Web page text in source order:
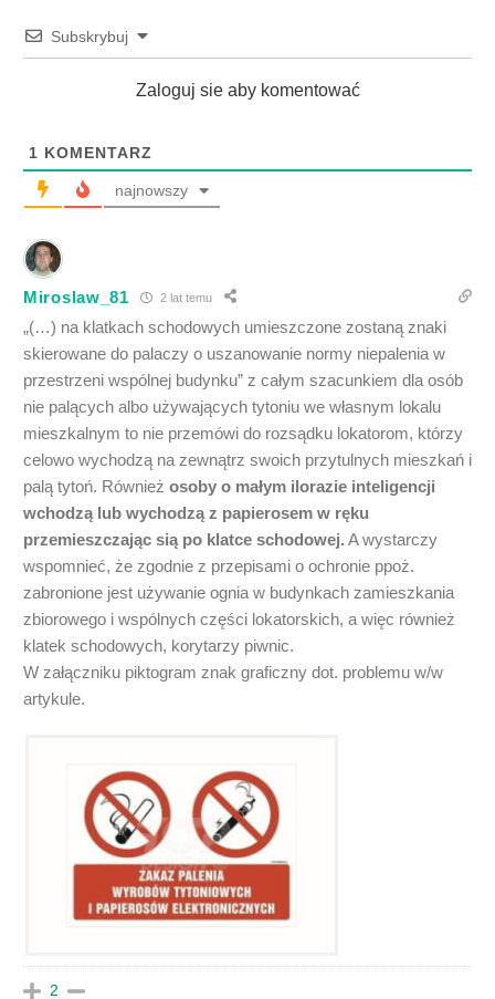
Subskrybuj
Zaloguj sie aby komentować
1 KOMENTARZ
najnowszy
Miroslaw_81 2 lat temu
„(…) na klatkach schodowych umieszczone zostaną znaki
skierowane do palaczy o uszanowanie normy niepalenia w
przestrzeni wspólnej budynku” z całym szacunkiem dla osób
nie palących albo używających tytoniu we własnym lokalu
mieszkalnym to nie przemówi do rozsądku lokatorom, którzy
celowo wychodzą na zewnątrz swoich przytulnych mieszkań i
palą tytoń. Również osoby o małym ilorazie inteligencji
wchodzą lub wychodzą z papierosem w ręku
przemieszczając sią po klatce schodowej. A wystarczy
wspomnieć, że zgodnie z przepisami o ochronie ppoż.
zabronione jest używanie ognia w budynkach zamieszkania
zbiorowego i wspólnych części lokatorskich, a więc również
klatek schodowych, korytarzy piwnic.
W załączniku piktogram znak graficzny dot. problemu w/w
artykule.
2